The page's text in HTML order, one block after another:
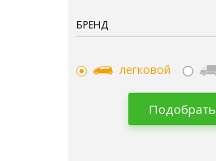
БРЕНД
легковой
Подобрать